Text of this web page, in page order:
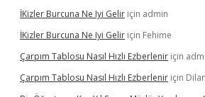
İKizler Burcuna Ne Iyi Gelir için admin
İKizler Burcuna Ne Iyi Gelir için Fehime
Çarpım Tablosu Nasıl Hızlı Ezberlenir için
Çarpım Tablosu Nasıl Hızlı Ezberlenir için Dilan